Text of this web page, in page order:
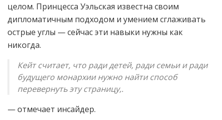
целом. Принцесса Уэльская известна своим
дипломатичным подходом и умением сглаживать
острые углы — сейчас эти навыки нужны как
никогда.
Кейт считает, что ради детей, ради семьи и ради
будущего монархии нужно найти способ
перевернуть эту страницу,.
— отмечает инсайдер.